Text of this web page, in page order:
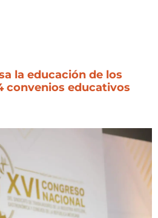
la educación de los
convenios educativos